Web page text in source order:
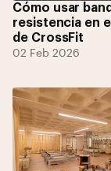
Cómo usar
resistencia en
de CrossFit
02 Feb 2026